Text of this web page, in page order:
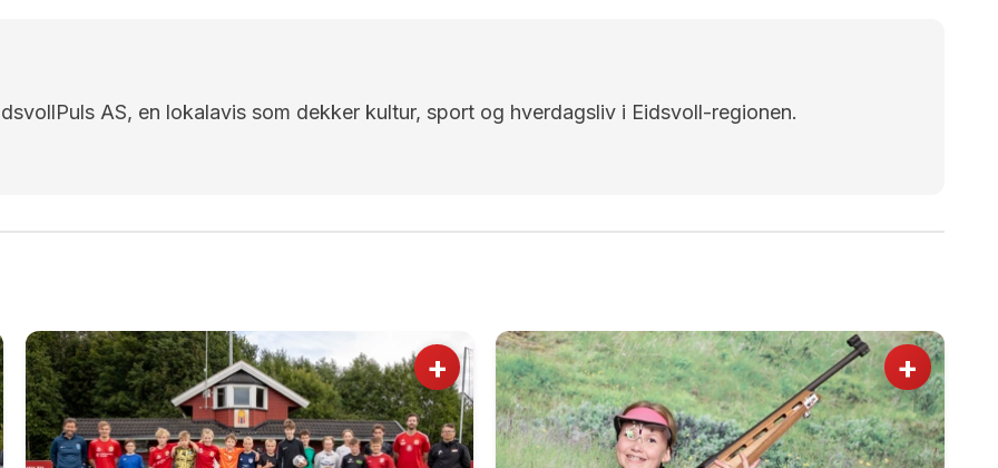
AS, en lokalavis som dekker kultur, sport og hverdagsliv i Eidsvoll-regionen.
+ +